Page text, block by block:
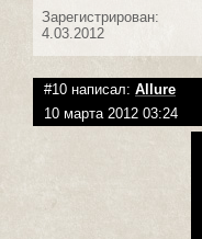
Зарегистрирован:
4.03.2012
#10 написал: Allure
10 марта 2012 03:24